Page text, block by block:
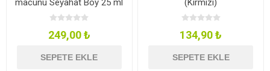
macunu Seyahat Boy 25 ml
249,00 ₺
SEPETE EKLE
(Kırmızı)
134,90 ₺
SEPETE EKLE